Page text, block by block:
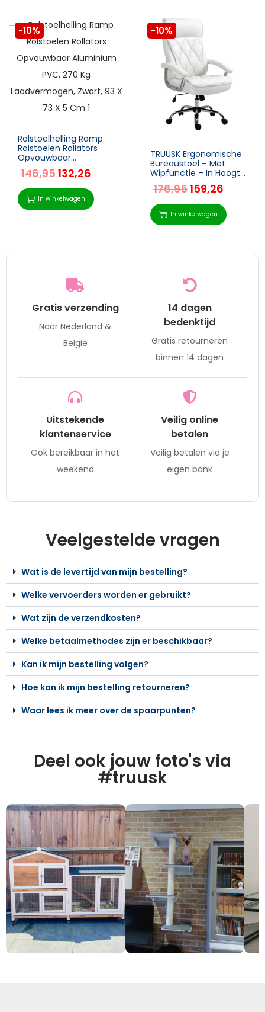
-10%
Rolstoelhelling Ramp
Rolstoelen Rollators
Opvouwbaar
Aluminium PVC, 270 Kg
Laadvermogen, Zwart,
93 X 73 X 5 Cm
146,95132,26
In winkelwagen
-10%
TRUUSK Ergonomische
Bureaustoel – Met
Wipfunctie – In Hoogte
Verstelbaar – Luxueus
Design – Imitatieleer –
Metaalfoam – Wit –
176,95159,26
In winkelwagen
Gratis verzending
Naar Nederland &
België
14 dagen
bedenktijd
Gratis retourneren
binnen 14 dagen
Uitstekende
klantenservice
Ook bereikbaar in het
weekend
Veilig online
betalen
Veilig betalen via je
eigen bank
Veelgestelde vragen
Wat is de levertijd van mijn bestelling?
Welke vervoerders worden er gebruikt?
Wat zijn de verzendkosten?
Welke betaalmethodes zijn er beschikbaar?
Kan ik mijn bestelling volgen?
Hoe kan ik mijn bestelling retourneren?
Waar lees ik meer over de spaarpunten?
Deel ook jouw foto's via
#truusk